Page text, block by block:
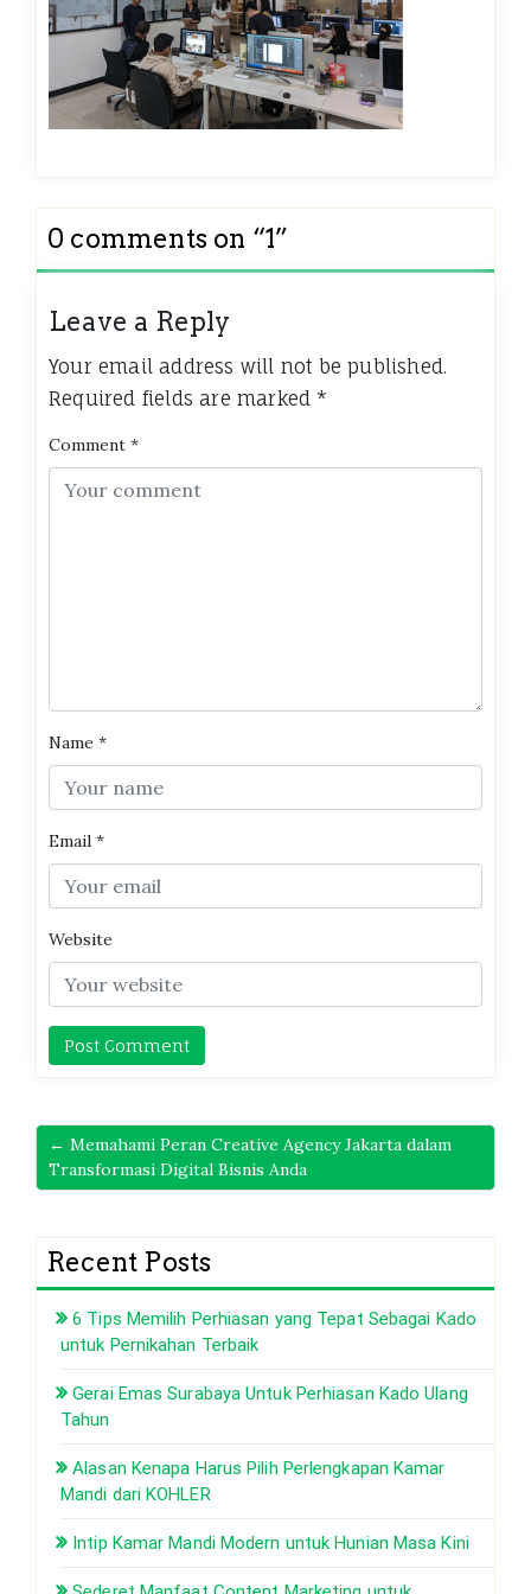
0 comments on “1”
Leave a Reply
Your email address will not be published.
Required fields are marked *
Comment *
Name *
Email *
Website
← Memahami Peran Creative Agency Jakarta dalam
Transformasi Digital Bisnis Anda
Recent Posts
6 Tips Memilih Perhiasan yang Tepat Sebagai Kado
untuk Pernikahan Terbaik
Gerai Emas Surabaya Untuk Perhiasan Kado Ulang
Tahun
Alasan Kenapa Harus Pilih Perlengkapan Kamar
Mandi dari KOHLER
Intip Kamar Mandi Modern untuk Hunian Masa Kini